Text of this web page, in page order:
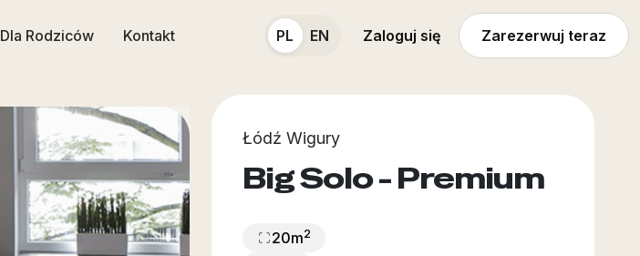
Dla Rodziców Kontakt PL EN Zaloguj się Zarezerwuj teraz
Łódź Wigury
Big Solo - Premium
20m2